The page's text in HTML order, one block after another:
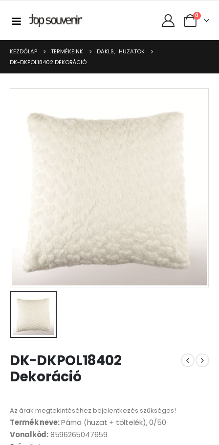
0
KEZDŐLAP TERMÉKEINK DAKLS, HUZATOK
DK-DKPOL18402 DEKORÁCIÓ
DK-DKPOL18402
Dekoráció
Az árak megtekintéséhez bejelentkezés szükséges!
Termék neve:Párna (huzat + töltelék), 0/50
Vonalkód:8596265047659